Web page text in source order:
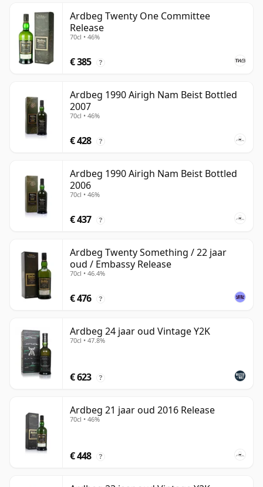
Ardbeg Twenty One Committee
Release
70cl • 46%
€ 385 ?
Ardbeg 1990 Airigh Nam Beist Bottled
2007
70cl • 46%
€ 428 ?
Ardbeg 1990 Airigh Nam Beist Bottled
2006
70cl • 46%
€ 437 ?
Ardbeg Twenty Something / 22 jaar
oud / Embassy Release
70cl • 46.4%
€ 476 ?
Ardbeg 24 jaar oud Vintage Y2K
70cl • 47.8%
€ 623 ?
Ardbeg 21 jaar oud 2016 Release
70cl • 46%
€ 448 ?